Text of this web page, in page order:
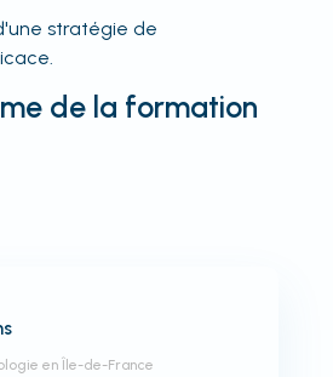
stratégie de
de la formation
en Île-de-France